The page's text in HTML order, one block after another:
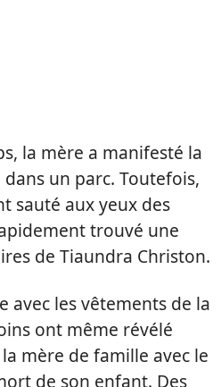
la mère a manifesté la
un parc. Toutefois,
sauté aux yeux des
trouvé une
de Tiaundra Christon.
avec les vêtements de la
ont même révélé
mère de famille avec le
de son enfant. Des